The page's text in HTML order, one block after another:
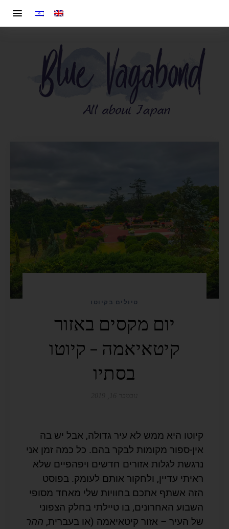
טיולים בקיוטו
יום מקסים באזור
קיטאיאמה – קיוטו
בסתיו
קיוטו היא ממש לא עיר גדולה, אבל יש בה
אין-ספור מקומות לבקר בהם. כל כמה זמן אני
נרגשת לגלות אזורים חדשים ויפהפיים שלא
ראיתי עדיין, ולחקור אותם לעומק. בפוסט
הזה אשתף אתכם בחוויות שלי מאחד מסופי
השבוע האחרונים, בו טיילתי בחלק הצפוני
של העיר – אזור קיטאיאמה (או בעברית, ההר